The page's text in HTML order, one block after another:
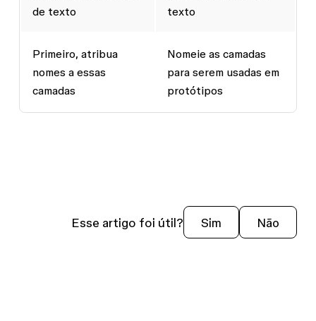
de texto
texto
Primeiro, atribua
nomes a essas
camadas
Nomeie as camadas
para serem usadas em
protótipos
Esse artigo foi útil? Sim Não